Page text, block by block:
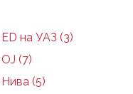
на УАЗ (3)
(7)
(5)